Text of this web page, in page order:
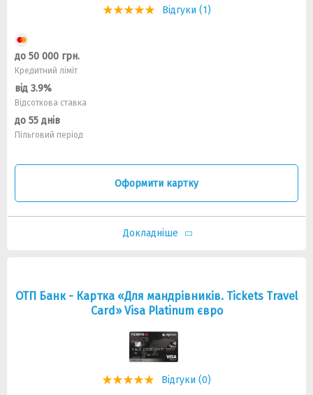
Відгуки (1)
до 50 000 грн.
Кредитний ліміт
від 3.9%
Відсоткова ставка
до 55 днів
Пільговий період
Оформити картку
Докладніше
ОТП Банк - Картка «Для мандрівників. Tickets Travel
Card» Visa Platinum євро
Відгуки (0)